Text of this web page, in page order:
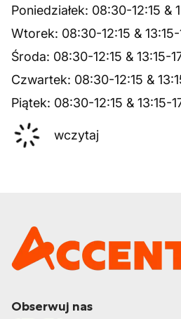
Poniedziałek: 08:30-12:15 &
Wtorek: 08:30-12:15 & 13:15-
Środa: 08:30-12:15 & 13:15-
Czwartek: 08:30-12:15 &
Piątek: 08:30-12:15 & 13:15-
wczytaj
Obserwuj nas